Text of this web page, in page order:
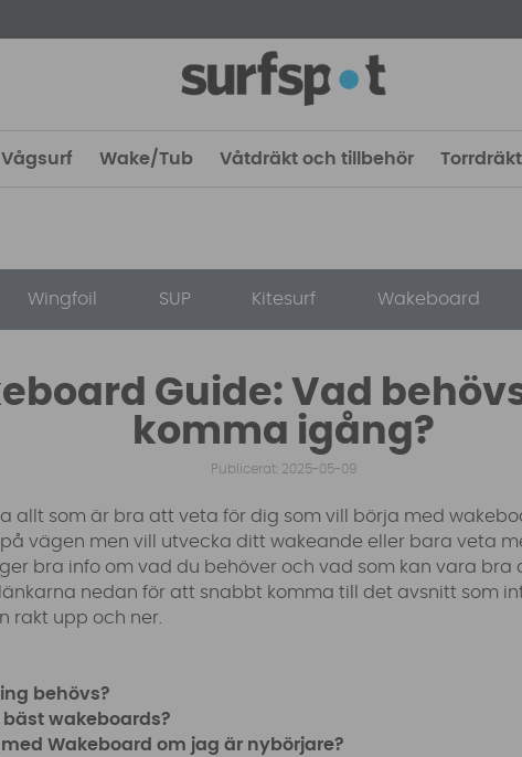
Vågsurf Wake/Tub Våtdräkt och tillbehör Torrdräkt
Wingfoil SUP Kitesurf Wakeboard
Guide: Vad
komma igång?
Publicerat: 2025-05-09
allt som är bra att veta för dig som vill börja med
vägen men vill utvecka ditt wakeande eller bara veta
bra info om vad du behöver och vad som kan vara bra
nedan för att snabbt komma till det avsnitt som
rakt upp och ner.
behövs?
wakeboards?
med Wakeboard om jag är nybörjare?